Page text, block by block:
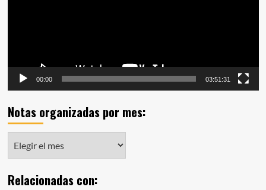
00:00 03:51:31
Notas organizadas por mes:
organizadas
mes:
Relacionadas con: